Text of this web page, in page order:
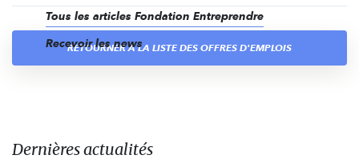
Tous les articles Fondation Entreprendre
Recevoir les news
RETOURNER À LA LISTE DES OFFRES D'EMPLOIS
Dernières actualités